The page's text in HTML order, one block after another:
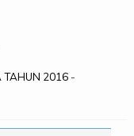
TAHUN 2016 -